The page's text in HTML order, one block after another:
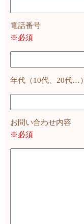
電話番号
※必須
年代（10代、20代…）
お問い合わせ内容
※必須